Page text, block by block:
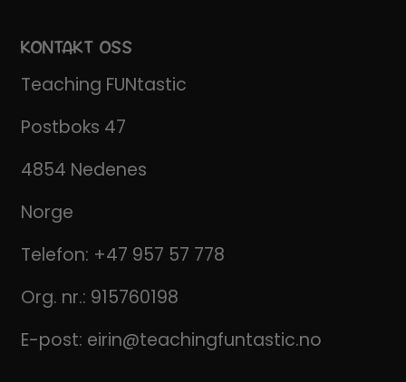
KONTAKT OSS
Teaching FUNtastic
Postboks 47
4854 Nedenes
Norge
Telefon: +47 957 57 778
Org. nr.: 915760198
E-post: eirin@teachingfuntastic.no